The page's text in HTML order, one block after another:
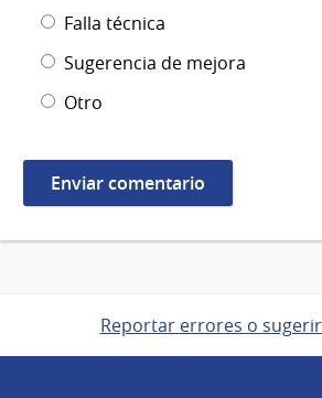
Falla técnica
Sugerencia de mejora
Otro
Reportar errores o